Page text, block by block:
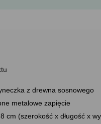
z drewna sosnowego
metalowe zapięcie
cm (szerokość x długość x